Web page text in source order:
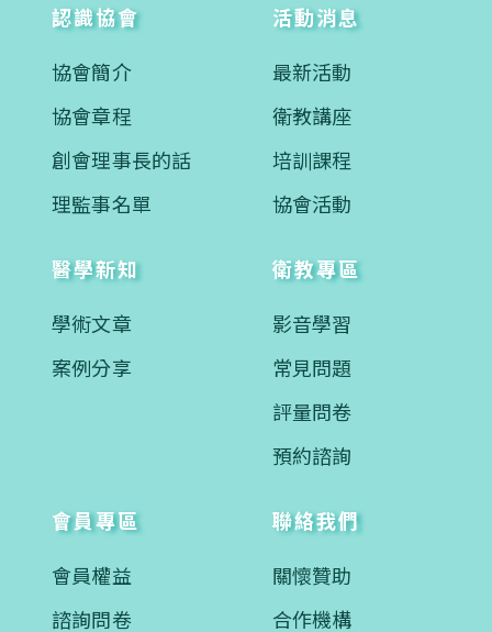
認識協會
協會簡介
協會章程
創會理事長的話
理監事名單
活動消息
最新活動
衛教講座
培訓課程
協會活動
醫學新知
學術文章
案例分享
衛教專區
影音學習
常見問題
評量問卷
預約諮詢
會員專區
會員權益
諮詢問卷
聯絡我們
關懷贊助
合作機構